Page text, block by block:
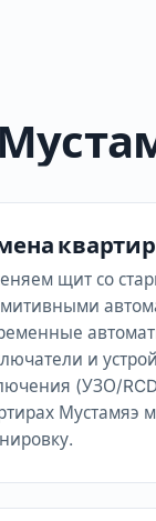
щит со
и
(УЗО/
Мустамяэ